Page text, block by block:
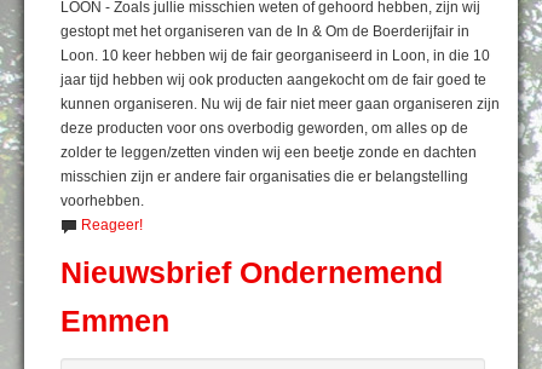
LOON - Zoals jullie misschien weten of gehoord hebben, zijn wij
gestopt met het organiseren van de In & Om de Boerderijfair in
Loon. 10 keer hebben wij de fair georganiseerd in Loon, in die 10
jaar tijd hebben wij ook producten aangekocht om de fair goed te
kunnen organiseren. Nu wij de fair niet meer gaan organiseren zijn
deze producten voor ons overbodig geworden, om alles op de
zolder te leggen/zetten vinden wij een beetje zonde en dachten
misschien zijn er andere fair organisaties die er belangstelling
voorhebben.
Reageer!
Nieuwsbrief Ondernemend
Emmen